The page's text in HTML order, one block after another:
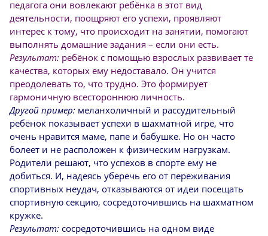
педагога они вовлекают ребёнка в этот вид
деятельности, поощряют его успехи, проявляют
интерес к тому, что происходит на занятии, помогают
выполнять домашние задания – если они есть.
Результат: ребёнок с помощью взрослых развивает те
качества, которых ему недоставало. Он учится
преодолевать то, что трудно. Это формирует
гармоничную всестороннюю личность.
Другой пример: меланхоличный и рассудительный
ребёнок показывает успехи в шахматной игре, что
очень нравится маме, папе и бабушке. Но он часто
болеет и не расположен к физическим нагрузкам.
Родители решают, что успехов в спорте ему не
добиться. И, надеясь уберечь его от переживания
спортивных неудач, отказываются от идеи посещать
спортивную секцию, сосредоточившись на шахматном
кружке.
Результат: сосредоточившись на одном виде